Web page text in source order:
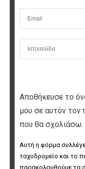
Αποθήκευσε το
μου σε αυτόν τον
που θα σχολιάσω.
Αυτή η φόρμα
ταχυδρομείο και το
παρακολουθούμε τα